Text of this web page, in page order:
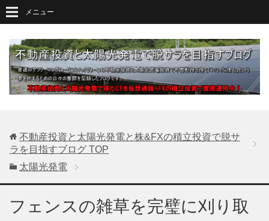
メニュー
不動産投資と太陽光発電と株&FXの積立投資で脱サ
ラを目指すブログ TOP
太陽光発電
フェンスの雑草を完璧に刈り取